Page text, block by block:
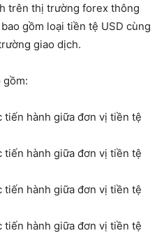
trên thị trường forex thông
gồm loại tiền tệ USD cùng
giao dịch.
gồm:
tiến hành giữa đơn vị tiền tệ
tiến hành giữa đơn vị tiền tệ
tiến hành giữa đơn vị tiền tệ
tiến hành giữa đơn vị tiền tệ